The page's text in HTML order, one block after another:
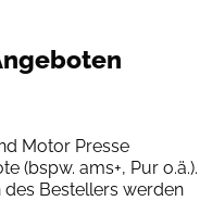
Motor Presse
(bspw. ams+, Pur o.ä.).
Bestellers werden